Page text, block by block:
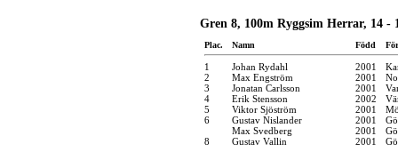
Gren 8, 100m Ryggsim Herrar, 14 -
Plac. Namn Född
1 Johan Rydahl 2001
2
Max Engström 2001
3
Jonatan Carlsson 2001
4
Erik Stensson 2002
5
Viktor Sjöström 2001
6
Gustav Nislander 2001
Max Svedberg
2001
8
Gustav Vallin 2001